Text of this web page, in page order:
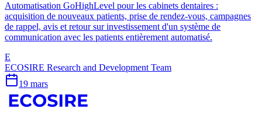
Automatisation GoHighLevel pour les cabinets dentaires :
acquisition de nouveaux patients, prise de rendez-vous, campagnes
de rappel, avis et retour sur investissement d'un système de
communication avec les patients entièrement automatisé.
E
ECOSIRE Research and Development Team
19 mars